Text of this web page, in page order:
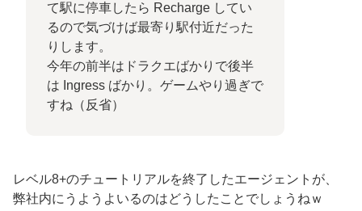
て駅に停車したら Recharge してい
るので気づけば最寄り駅付近だった
りします。
今年の前半はドラクエばかりで後半
は Ingress ばかり。ゲームやり過ぎで
すね（反省）
レベル8+のチュートリアルを終了したエージェントが、
弊社内にうようよいるのはどうしたことでしょうねｗ